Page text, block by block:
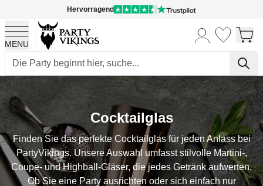
Hervorragend
MENU
Skip to Content
Cocktailglas
Finden Sie das perfekte Cocktailglas für jeden Anlass bei
PartyVikings. Unsere Auswahl umfasst stilvolle Martini-,
Coupe- und Highball-Gläser, die jedes Getränk aufwerten.
Ob Sie eine Party ausrichten oder sich einfach nur